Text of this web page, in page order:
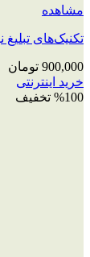
مشاهده
تکنیک‌های
900,000 تومان
خرید اینترنتی
%100 تخفیف